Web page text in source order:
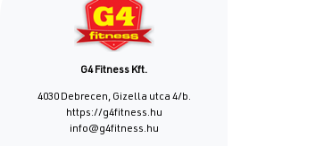
G4 Fitness Kft.
4030 Debrecen, Gizella utca 4/b.
https://g4fitness.hu
info@g4fitness.hu